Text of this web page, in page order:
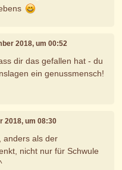
2018, um 00:52
dir das gefallen hat - du
ein genussmensch!
2018, um 08:30
anders als der
nicht nur für Schwule